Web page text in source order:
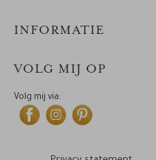
INFORMATIE
VOLG MIJ OP
Volg mij via: